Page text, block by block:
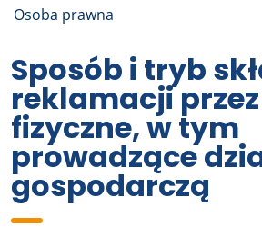
Osoba prawna
Sposób i tryb
reklamacji
fizyczne, w tym
prowadzące
gospodarczą